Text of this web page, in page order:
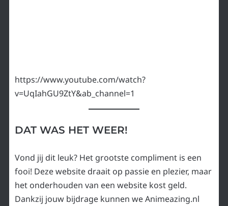
https://www.youtube.com/watch?
v=UqIahGU9ZtY&ab_channel=1
DAT WAS HET WEER!
Vond jij dit leuk? Het grootste compliment is een
fooi! Deze website draait op passie en plezier, maar
het onderhouden van een website kost geld.
Dankzij jouw bijdrage kunnen we Animeazing.nl